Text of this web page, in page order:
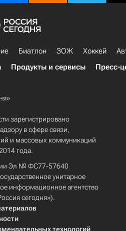
Биатлон ЗОЖ Хоккей
Продукты и сервисы Пресс-
зарегистрировано
в сфере связи,
и массовых коммуникаций
года.
Эл № ФС77-57640
унитарное
информационное агентство
сегодня»).
технологий